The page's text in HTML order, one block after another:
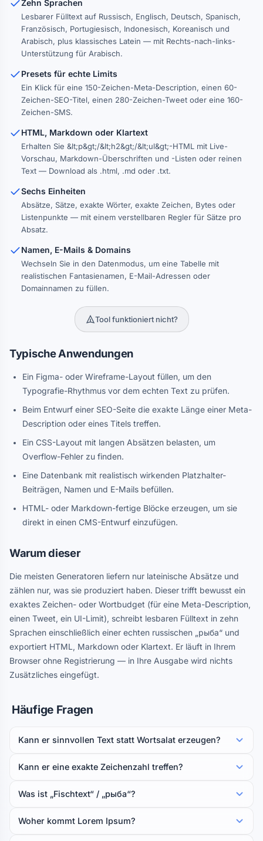
Die Uhr an der Wand zählt die Minuten, während
der Tag still seinem Ende entgegengeht. Ein ruhiger
freier Tag vergeht zwischen Lesen, Aufräumen und
gemächlichen Hausarbeiten. Die Menschen
verlassen ihre Wohnungen, eilen die Straße entlang
und grüßen sich im Vorbeigehen.
Zehn Sprachen
Lesbarer Fülltext auf Russisch, Englisch, Deutsch, Spanisch,
Französisch, Portugiesisch, Indonesisch, Koreanisch und
Arabisch, plus klassisches Latein — mit Rechts-nach-links-
Unterstützung für Arabisch.
Presets für echte Limits
Ein Klick für eine 150-Zeichen-Meta-Description, einen 60-
Zeichen-SEO-Titel, einen 280-Zeichen-Tweet oder eine 160-
Zeichen-SMS.
HTML, Markdown oder Klartext
Erhalten Sie &lt;p&gt;/&lt;h2&gt;/&lt;ul&gt;-HTML mit Live-
Vorschau, Markdown-Überschriften und -Listen oder reinen
Text — Download als .html, .md oder .txt.
Sechs Einheiten
Absätze, Sätze, exakte Wörter, exakte Zeichen, Bytes oder
Listenpunkte — mit einem verstellbaren Regler für Sätze pro
Absatz.
Namen, E-Mails & Domains
Wechseln Sie in den Datenmodus, um eine Tabelle mit
realistischen Fantasienamen, E-Mail-Adressen oder
Domainnamen zu füllen.
Tool funktioniert nicht?
Typische Anwendungen
Ein Figma- oder Wireframe-Layout füllen, um den
Typografie-Rhythmus vor dem echten Text zu prüfen.
Beim Entwurf einer SEO-Seite die exakte Länge einer Meta-
Description oder eines Titels treffen.
Ein CSS-Layout mit langen Absätzen belasten, um
Overflow-Fehler zu finden.
Eine Datenbank mit realistisch wirkenden Platzhalter-
Beiträgen, Namen und E-Mails befüllen.
HTML- oder Markdown-fertige Blöcke erzeugen, um sie
direkt in einen CMS-Entwurf einzufügen.
Warum dieser
Die meisten Generatoren liefern nur lateinische Absätze und
zählen nur, was sie produziert haben. Dieser trifft bewusst ein
exaktes Zeichen- oder Wortbudget (für eine Meta-Description,
einen Tweet, ein UI-Limit), schreibt lesbaren Fülltext in zehn
Sprachen einschließlich einer echten russischen „рыба“ und
exportiert HTML, Markdown oder Klartext. Er läuft in Ihrem
Browser ohne Registrierung — in Ihre Ausgabe wird nichts
Zusätzliches eingefügt.
Häufige Fragen
Kann er sinnvollen Text statt Wortsalat erzeugen?
Kann er eine exakte Zeichenzahl treffen?
Was ist „Fischtext“ / „рыба“?
Woher kommt Lorem Ipsum?